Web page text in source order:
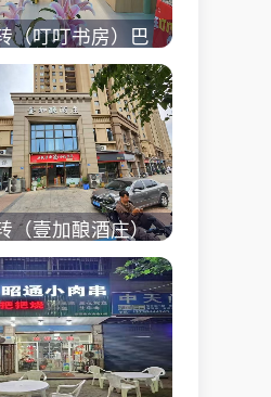
（叮叮书房）巴
附近实验小学旁
培训班带生源转
看 +
（壹加酿酒庄）
商业街正拐角
酒庄、空店铺转
看 +